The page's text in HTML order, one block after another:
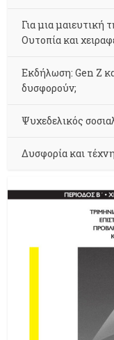
Για μια μαιευτική
Ουτοπία και
Εκδήλωση: Gen Z
δυσφορούν;
Ψυχεδελικός
Δυσφορία και τέχνη